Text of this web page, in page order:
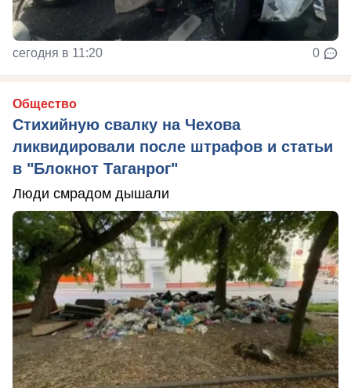
сегодня в 11:20 0
Общество
Стихийную свалку на Чехова
ликвидировали после штрафов и статьи
в "Блокнот Таганрог"
Люди смрадом дышали